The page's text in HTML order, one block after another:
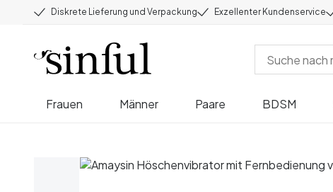
Diskrete Lieferung und Verpackung Exzellenter Kundenservice
Frauen Männer Paare BDSM